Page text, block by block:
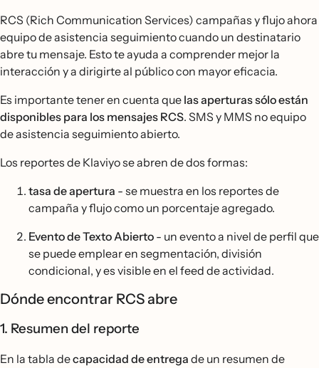
RCS (Rich Communication Services) campañas y flujo ahora
equipo de asistencia seguimiento cuando un destinatario
abre tu mensaje. Esto te ayuda a comprender mejor la
interacción y a dirigirte al público con mayor eficacia.
Es importante tener en cuenta que las aperturas sólo están
disponibles para los mensajes RCS. SMS y MMS no equipo
de asistencia seguimiento abierto.
Los reportes de Klaviyo se abren de dos formas:
tasa de apertura - se muestra en los reportes de
campaña y flujo como un porcentaje agregado.
Evento de Texto Abierto - un evento a nivel de perfil que
se puede emplear en segmentación, división
condicional, y es visible en el feed de actividad.
Dónde encontrar RCS abre
1. Resumen del reporte
En la tabla decapacidad de entrega de un resumen de